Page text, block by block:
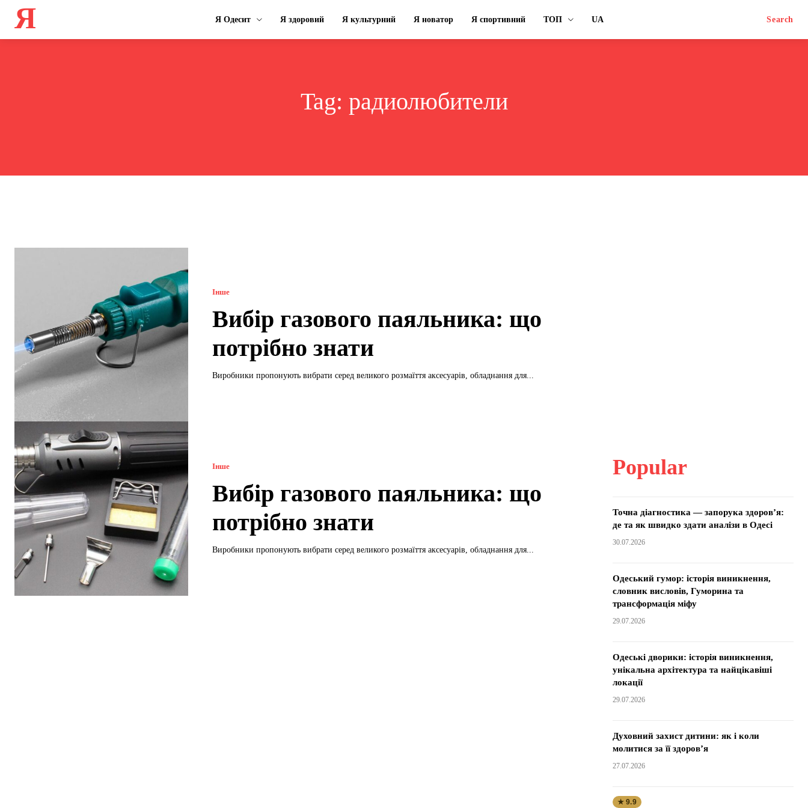
Я Я Одесит Я здоровий Я культурний Я новатор Я спортивний ТОП UA Search
Tag: радиолюбители
Інше
Вибір газового паяльника: що
потрібно знати
Виробники пропонують вибрати серед великого розмаїття аксесуарів, обладнання для...
Інше
Вибір газового паяльника: що
потрібно знати
Виробники пропонують вибрати серед великого розмаїття аксесуарів, обладнання для...
Popular
Точна діагностика — запорука здоров’я:
де та як швидко здати аналізи в Одесі
30.07.2026
Одеський гумор: історія виникнення,
словник висловів, Гуморина та
трансформація міфу
29.07.2026
Одеські дворики: історія виникнення,
унікальна архітектура та найцікавіші
локації
29.07.2026
Духовний захист дитини: як і коли
молитися за її здоров’я
27.07.2026
★ 9.9